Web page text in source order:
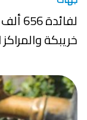
خريبكة